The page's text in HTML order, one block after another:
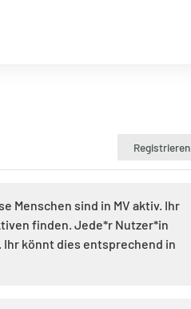
Registrieren
Menschen sind in MV aktiv. Ihr
finden. Jede*r Nutzer*in
könnt dies entsprechend in